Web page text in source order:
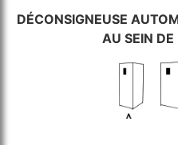
DÉCONSIGNEUSE
AU SEIN